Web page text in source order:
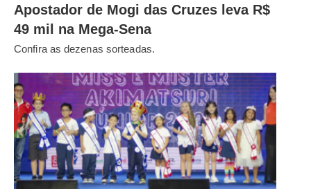
Apostador de Mogi das Cruzes leva R$
49 mil na Mega-Sena
Confira as dezenas sorteadas.